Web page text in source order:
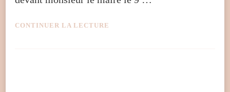
CONTINUER LA LECTURE